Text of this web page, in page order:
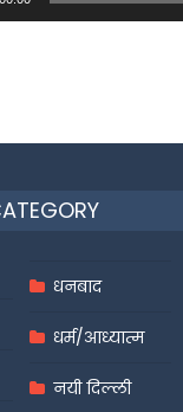
धनबाद
धर्म/आध्यात्म
नयी दिल्ली